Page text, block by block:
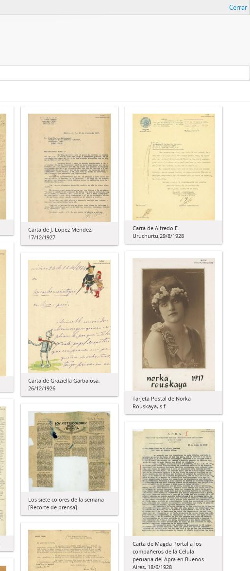
Cerrar
Carta de J. López Méndez,
17/12/1927
Carta de Alfredo E.
Uruchurtu,29/8/1928
Tarjeta Postal de Norka
Rouskaya, s.f
Carta de Graziella Garbalosa,
26/12/1926
Los siete colores de la semana
[Recorte de prensa]
Carta de Magda Portal a los
compañeros de la Célula
peruana del Apra en Buenos
Aires, 18/6/1928